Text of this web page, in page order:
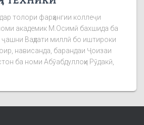
толори фарҳангии коллеҷи
академик М.Осимӣ бахшида ба
Ваҳдати миллӣ бо иштироки
нависанда, барандаи Ҷоизаи
ба номи Абӯабдуллоҳи Рӯдакӣ,